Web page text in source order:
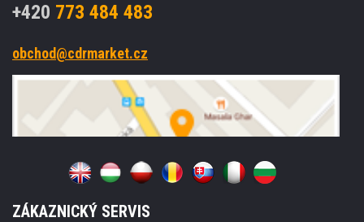
+420 773 484 483
obchod@cdrmarket.cz
ZÁKAZNICKÝ SERVIS